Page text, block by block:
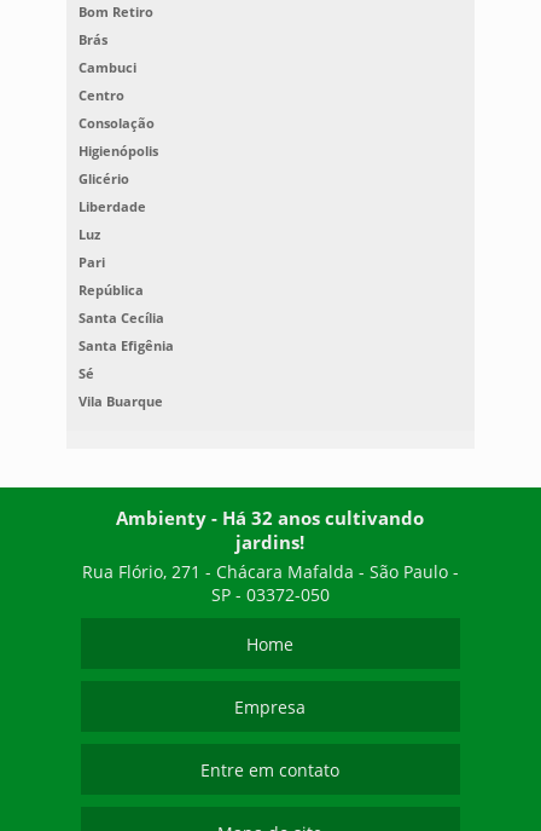
Bom Retiro
Brás
Cambuci
Centro
Consolação
Higienópolis
Glicério
Liberdade
Luz
Pari
República
Santa Cecília
Santa Efigênia
Sé
Vila Buarque
Ambienty - Há 32 anos cultivando
jardins!
Rua Flório, 271 - Chácara Mafalda - São Paulo -
SP - 03372-050
Home
Empresa
Entre em contato